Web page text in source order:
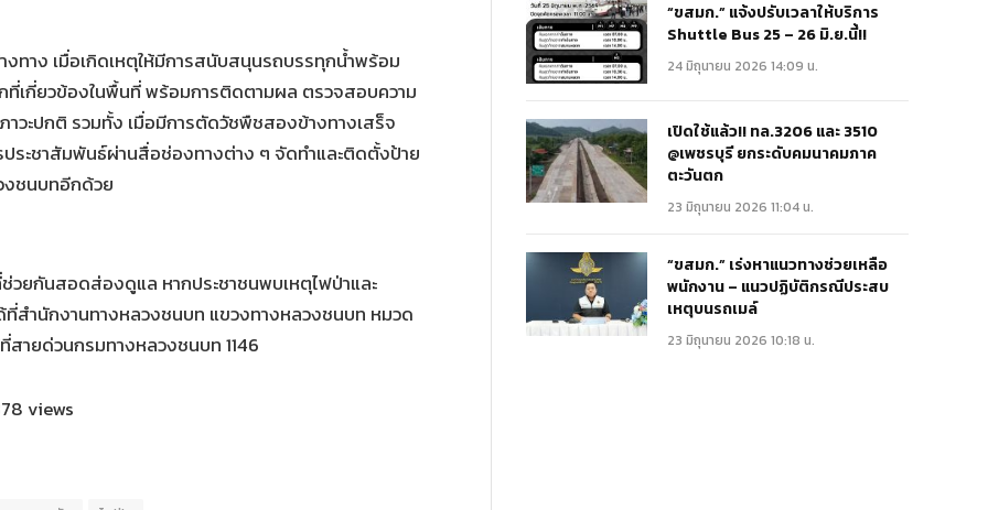
ทาง เมื่อเกิดเหตุให้มีการสนับสนุนรถบรรทุกน้ำพร้อม
เกี่ยวข้องในพื้นที่ พร้อมการติดตามผล ตรวจสอบความ
าวะปกติ รวมทั้ง เมื่อมีการตัดวัชพืชสองข้างทางเสร็จ
ระชาสัมพันธ์ผ่านสื่อช่องทางต่าง ๆ จัดทำและติดตั้งป้าย
งชนบทอีกด้วย
วยกันสอดส่องดูแล หากประชาชนพบเหตุไฟป่าและ
สำนักงานทางหลวงชนบท แขวงทางหลวงชนบท หมวด
ายด่วนกรมทางหลวงชนบท 1146
views
“ขสมก.” แจ้งปรับเวลาให้บริการ
Shuttle Bus 25 – 26 มิ.ย.นี้!!
24 มิถุนายน 2026 14:09 น.
เปิดใช้แล้ว!! ทล.3206 และ 3510
@เพชรบุรี ยกระดับคมนาคมภาค
ตะวันตก
23 มิถุนายน 2026 11:04 น.
“ขสมก.” เร่งหาแนวทางช่วยเหลือ
พนักงาน – แนวปฏิบัติกรณีประสบ
เหตุบนรถเมล์
23 มิถุนายน 2026 10:18 น.